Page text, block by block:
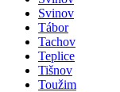
Svinov
Tábor
Tachov
Teplice
Tišnov
Toužim